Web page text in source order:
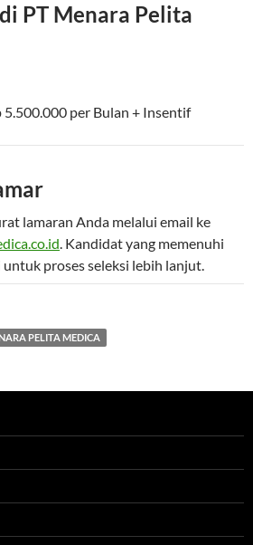
PT Menara Pelita
5.500.000 per Bulan + Insentif
lamaran Anda melalui email ke
. Kandidat yang memenuhi
proses seleksi lebih lanjut.
PELITA MEDICA